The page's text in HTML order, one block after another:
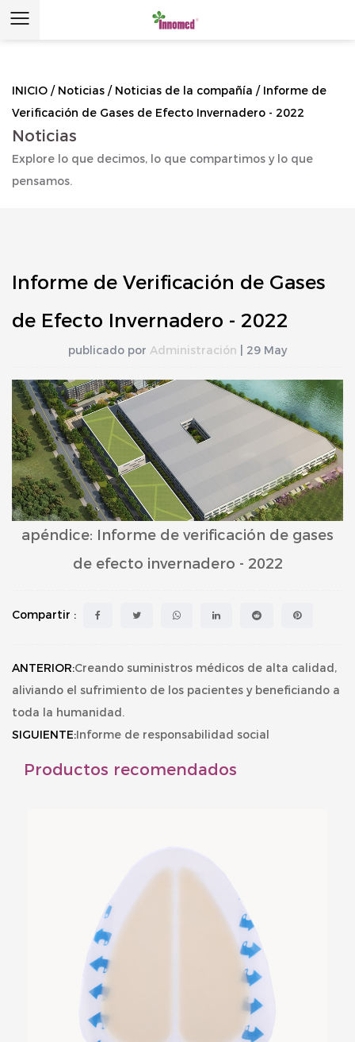
INICIO / Noticias / Noticias de la compañía / Informe de
Verificación de Gases de Efecto Invernadero - 2022
Noticias
Explore lo que decimos, lo que compartimos y lo que
pensamos.
Informe de Verificación de Gases
de Efecto Invernadero - 2022
publicado por Administración | 29 May
apéndice: Informe de verificación de gases
de efecto invernadero - 2022
Compartir :
ANTERIOR:Creando suministros médicos de alta calidad,
aliviando el sufrimiento de los pacientes y beneficiando a
toda la humanidad.
SIGUIENTE:Informe de responsabilidad social
Productos recomendados